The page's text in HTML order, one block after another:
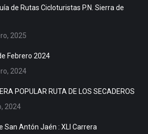
de Rutas Cicloturistas P.N. Sierra de
2025
Febrero 2024
2024
POPULAR RUTA DE LOS SECADEROS
2024
San Antón Jaén : XLI Carrera